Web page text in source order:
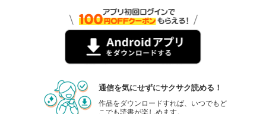
通信を気にせずにサクサク読める！
作品をダウンロードすれば、いつでもど
こでも読書が楽しめます。